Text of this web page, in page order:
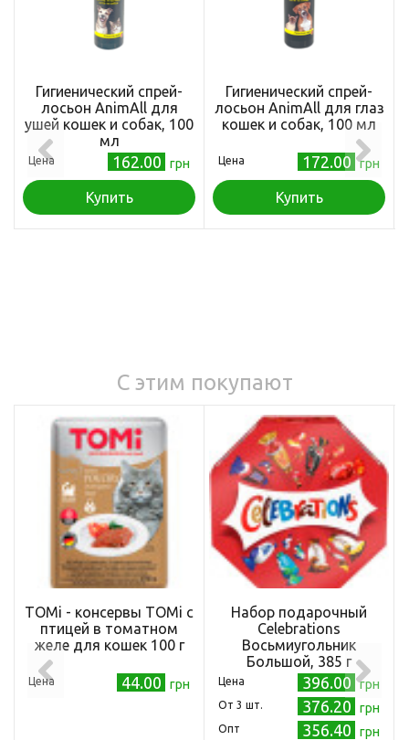
Гигиенический спрей-
лосьон AnimAll для
ушей кошек и собак, 100
мл
Цена 162.00 грн
Купить
Гигиенический спрей-
лосьон AnimAll для глаз
кошек и собак, 100 мл
Цена 172.00 грн
Купить
С этим покупают
TOMi - консервы TOMi с
птицей в томатном
желе для кошек 100 г
Цена 44.00 грн
Набор подарочный
Celebrations
Восьмиугольник
Большой, 385 г
(5000159502870)
Цена 396.00 грн
Oт 3 шт. 376.20 грн
Опт 356.40 грн